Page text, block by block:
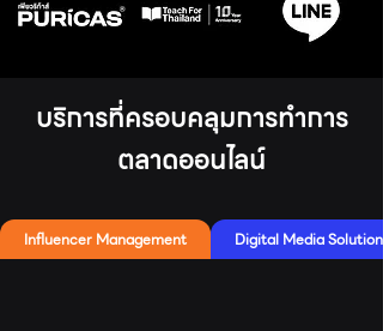
บริการที่ครอบคลุมการทำการ
ตลาดออนไลน์
Influencer Management Digital Media Solution